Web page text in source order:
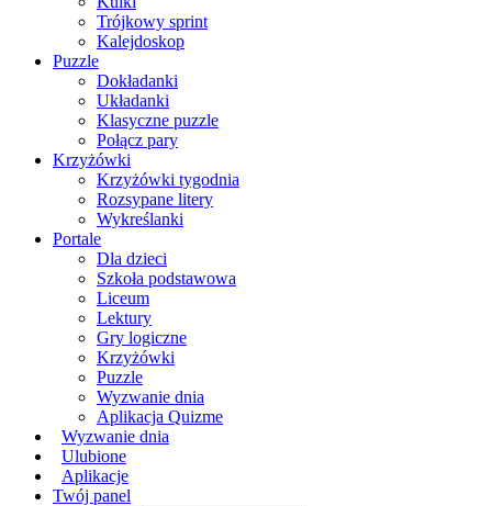
Trójkowy sprint
Kalejdoskop
Puzzle
Dokładanki
Układanki
Klasyczne puzzle
Połącz pary
Krzyżówki
Krzyżówki tygodnia
Rozsypane litery
Wykreślanki
Portale
Dla dzieci
Szkoła podstawowa
Liceum
Lektury
Gry logiczne
Krzyżówki
Puzzle
Wyzwanie dnia
Aplikacja Quizme
Wyzwanie dnia
Ulubione
Aplikacje
Twój panel